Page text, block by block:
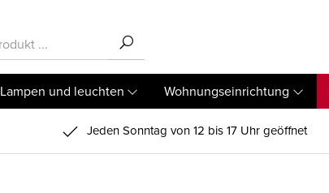
Lampen und leuchten Wohnungseinrichtung
Jeden Sonntag von 12 bis 17 Uhr geöffnet